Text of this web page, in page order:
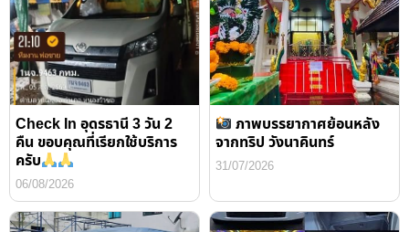
Check In อุดรธานี 3 วัน 2
คืน ขอบคุณที่เรียกใช้บริการ
ครับ
06/08/2026
ภาพบรรยากาศย้อนหลัง
จากทริป วังนาคินทร์
31/07/2026